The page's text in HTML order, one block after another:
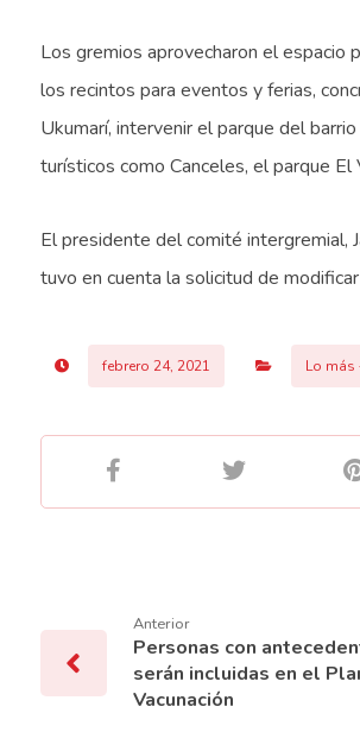
Los gremios aprovecharon el espacio
los recintos para eventos y ferias,
Ukumarí, intervenir el parque del
turísticos como Canceles, el parque
El presidente del comité intergremial,
tuvo en cuenta la solicitud de
febrero 24, 2021 Lo más
Anterior
Personas con
serán incluidas en el
Vacunación